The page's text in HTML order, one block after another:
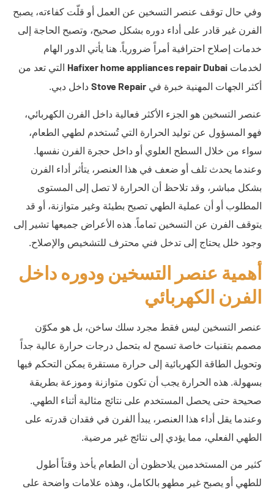
وفي حال توقف عنصر التسخين عن العمل أو قلّت كفاءته، يصبح
الفرن غير قادر على أداء دوره بشكل صحيح، وتصبح الحاجة إلى
خدمات إصلاح احترافية أمراً ضرورياً. هنا يأتي الدور الهام
لخدمات Hafixer home appliances repair Dubai التي تعد من
أكثر الجهات المهنية خبرة في Stove Repair داخل دبي.
عنصر التسخين هو الجزء الأكثر فعالية داخل الفرن الكهربائي،
فهو المسؤول عن توليد الحرارة التي تُستخدم لطهي الطعام،
سواء من خلال السطح العلوي أو داخل حجرة الفرن نفسها.
وعندما يحدث تلف أو ضعف في هذا العنصر، يتأثر أداء الفرن
بشكل مباشر، وقد تلاحظ أن الحرارة لا تصل إلى المستوى
المطلوب أو أن عملية الطهي تصبح بطيئة وغير متوازنة، أو قد
يتوقف الفرن عن التسخين تماماً. هذه الأعراض جميعها تشير إلى
وجود خلل يحتاج إلى تدخل فني محترف للتشخيص والإصلاح.
أهمية عنصر التسخين ودوره داخل
الفرن الكهربائي
عنصر التسخين ليس فقط مجرد سلك ساخن، بل هو مكوّن
مصمم بتقنيات خاصة تسمح له بتحمل درجات حرارة عالية جداً
وتحويل الطاقة الكهربائية إلى حرارة مستقرة يمكن التحكم فيها
بسهولة. هذه الحرارة يجب أن تكون متوازنة وموزعة بطريقة
صحيحة حتى يحصل المستخدم على نتائج مثالية أثناء الطهي.
وعندما يقل أداء هذا العنصر، يبدأ الفرن في فقدان قدرته على
الطهي الفعلي، مما يؤدي إلى نتائج غير مرضية.
كثير من المستخدمين يلاحظون أن الطعام يأخذ وقتاً أطول
للطهي أو يصبح غير مطهو بالكامل، وهذه علامات واضحة على